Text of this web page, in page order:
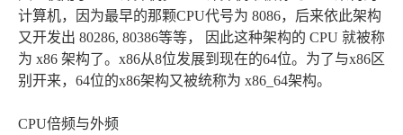
计算机，因为最早的那颗CPU代号为 8086，后来依此架构
又开发出 80286, 80386等等， 因此这种架构的 CPU 就被称
为 x86 架构了。x86从8位发展到现在的64位。为了与x86区
别开来，64位的x86架构又被统称为 x86_64架构。
CPU倍频与外频